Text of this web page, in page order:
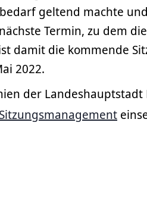
geltend machte
Termin, zu dem
damit die kommende
2022.
der Landeshauptstadt